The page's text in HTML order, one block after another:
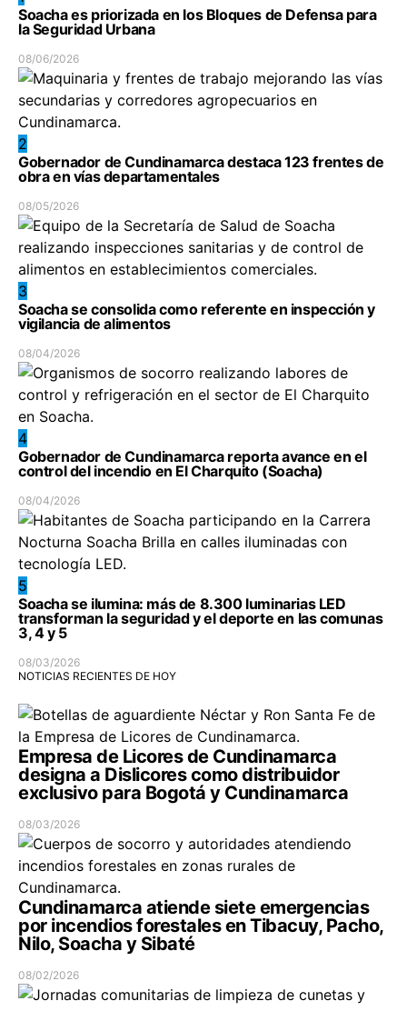
Soacha es priorizada en los Bloques de Defensa para
la Seguridad Urbana
08/06/2026
2
Gobernador de Cundinamarca destaca 123 frentes de
obra en vías departamentales
08/05/2026
3
Soacha se consolida como referente en inspección y
vigilancia de alimentos
08/04/2026
4
Gobernador de Cundinamarca reporta avance en el
control del incendio en El Charquito (Soacha)
08/04/2026
5
Soacha se ilumina: más de 8.300 luminarias LED
transforman la seguridad y el deporte en las comunas
3, 4 y 5
08/03/2026
NOTICIAS RECIENTES DE HOY
Empresa de Licores de Cundinamarca
designa a Dislicores como distribuidor
exclusivo para Bogotá y Cundinamarca
08/03/2026
Cundinamarca atiende siete emergencias
por incendios forestales en Tibacuy, Pacho,
Nilo, Soacha y Sibaté
08/02/2026